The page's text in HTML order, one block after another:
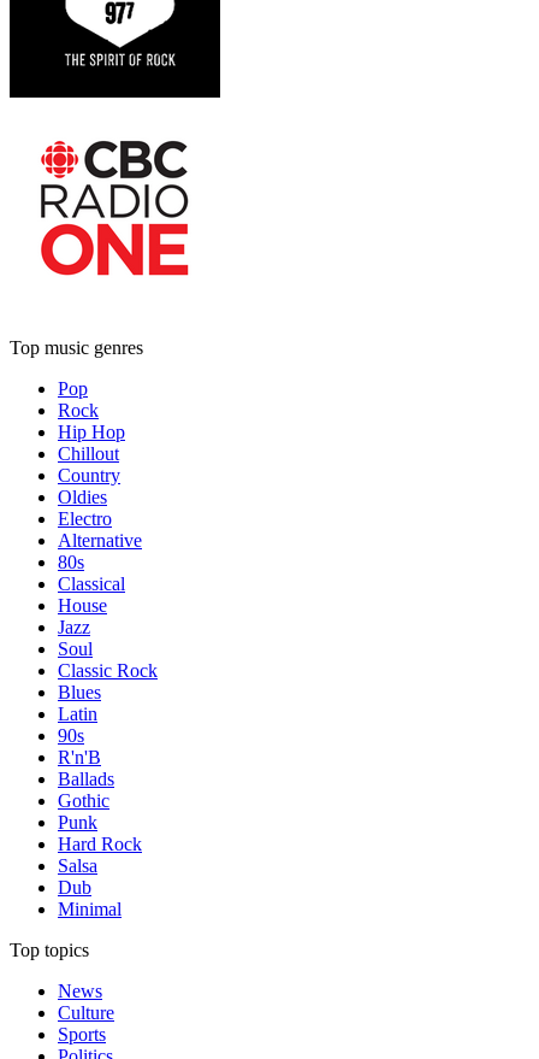
Top music genres
Pop
Rock
Hip Hop
Chillout
Country
Oldies
Electro
Alternative
80s
Classical
House
Jazz
Soul
Classic Rock
Blues
Latin
90s
R'n'B
Ballads
Gothic
Punk
Hard Rock
Salsa
Dub
Minimal
Top topics
News
Culture
Sports